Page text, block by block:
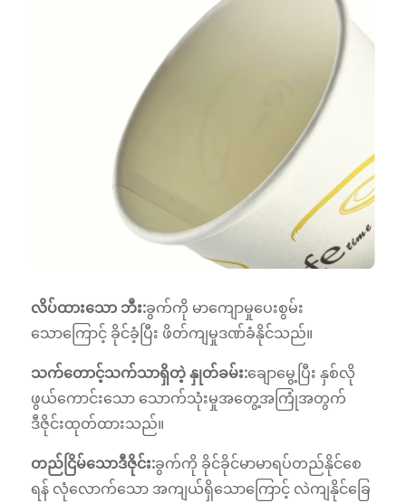
လိပ်ထားသော ဘီး:ခွက်ကို မာကျောမှုပေးစွမ်း
သောကြောင့် ခိုင်ခံ့ပြီး ဖိတ်ကျမှုဒဏ်ခံနိုင်သည်။
သက်တောင့်သက်သာရှိတဲ့ နှုတ်ခမ်း:ချောမွေ့ပြီး နှစ်လို
ဖွယ်ကောင်းသော သောက်သုံးမှုအတွေ့အကြုံအတွက်
ဒီဇိုင်းထုတ်ထားသည်။
တည်ငြိမ်သောဒီဇိုင်း:ခွက်ကို ခိုင်ခိုင်မာမာရပ်တည်နိုင်စေ
ရန် လုံလောက်သော အကျယ်ရှိသောကြောင့် လဲကျနိုင်ခြေ